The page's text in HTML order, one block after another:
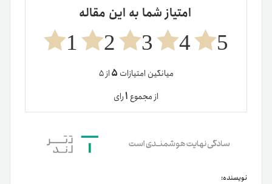
امتیاز شما به این مقاله
5
4
3
2
1
میانگین امتیازات ۵از ۵
از مجموع۱رای
نویسنده: